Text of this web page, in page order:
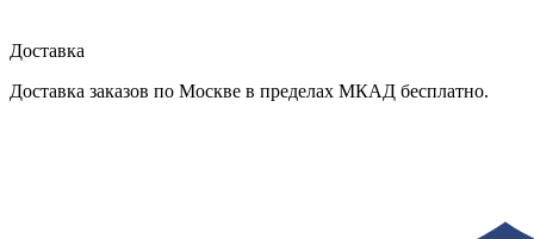
Доставка
Доставка заказов по Москве в пределах МКАД бесплатно.